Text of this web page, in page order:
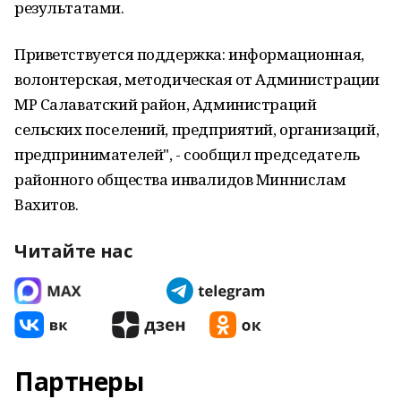
результатами.
Приветствуется поддержка: информационная,
волонтерская, методическая от Администрации
МР Салаватский район, Администраций
сельских поселений, предприятий, организаций,
предпринимателей", - сообщил председатель
районного общества инвалидов Миннислам
Вахитов.
Читайте нас
Партнеры